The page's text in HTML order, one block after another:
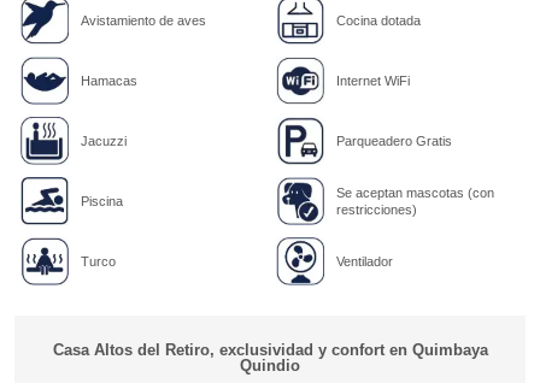
Avistamiento de aves Cocina dotada
Hamacas Internet WiFi
Jacuzzi Parqueadero Gratis
Piscina
Se aceptan mascotas (con
restricciones)
Turco Ventilador
Casa Altos del Retiro, exclusividad y confort en Quimbaya
Quindio